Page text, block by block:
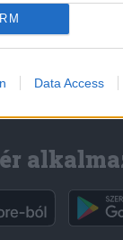
Data Access